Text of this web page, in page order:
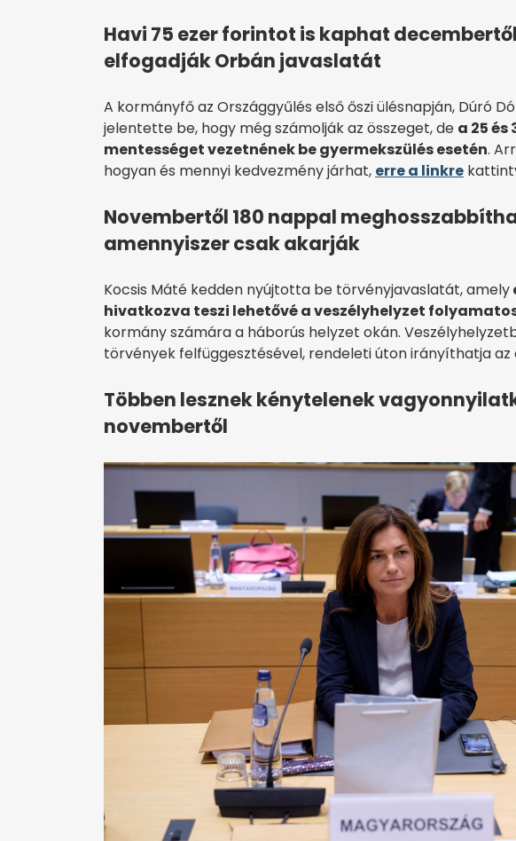
Havi 75 ezer forintot is kaphat
elfogadják Orbán javaslatát
A kormányfő az Országgyűlés első őszi ülésnapján, Dúró
jelentette be, hogy még számolják az összeget, de a 25
mentességet vezetnének be gyermekszülés esetén.
hogyan és mennyi kedvezmény járhat, erre a linkre
Novembertől 180 nappal
amennyiszer csak akarják
Kocsis Máté kedden nyújtotta be törvényjavaslatát, amely
hivatkozva teszi lehetővé a veszélyhelyzet
kormány számára a háborús helyzet okán.
törvények felfüggesztésével, rendeleti úton irányíthatja az
Többen lesznek kénytelenek
novembertől